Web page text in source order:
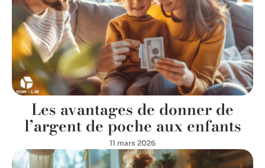
Les avantages de donner de
l’argent de poche aux enfants
11 mars 2026